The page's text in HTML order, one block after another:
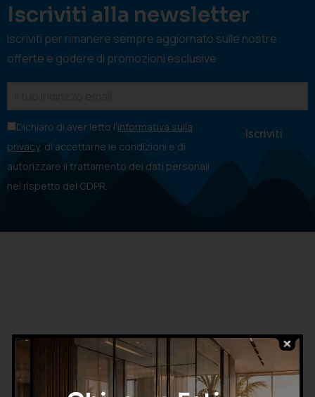
Iscriviti alla newsletter
Iscriviti per rimanere sempre aggiornato sulle nostre
offerte e godere di promozioni esclusive
Dichiaro di aver letto l'informativa sulla
privacy, di accettarne le condizioni e di
autorizzare il trattamento dei dati personali
nel rispetto del GDPR.
CHIAMA ORA